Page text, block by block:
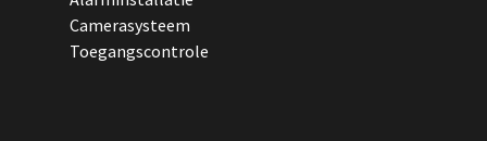
Camerasysteem
Toegangscontrole